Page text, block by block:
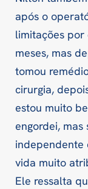
após o
limitações
meses, mas
tomou
cirurgia,
estou muito
engordei, mas
independente
vida muito
Ele ressalta